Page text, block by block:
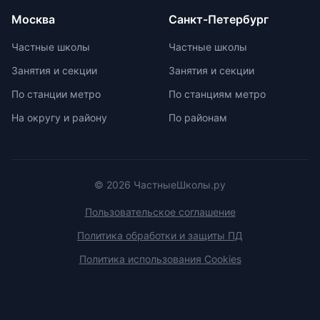
Москва
Частные школы
Занятия и секции
По станции метро
На округу и району
Санкт-Петербург
Частные школы
Занятия и секции
По станциям метро
По районам
© 2026 ЧастныеШколы.ру
Пользовательское соглашение
Политика обработки и защиты ПД
Политика использования Cookies